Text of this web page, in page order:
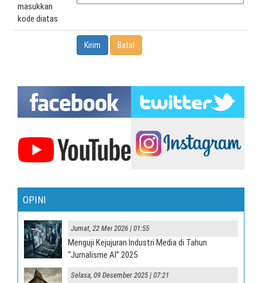
masukkan
kode diatas
OPINI
Jumat, 22 Mei 2026 | 01:55
Menguji Kejujuran Industri Media di Tahun
“Jurnalisme AI” 2025
Selasa, 09 Desember 2025 | 07:21